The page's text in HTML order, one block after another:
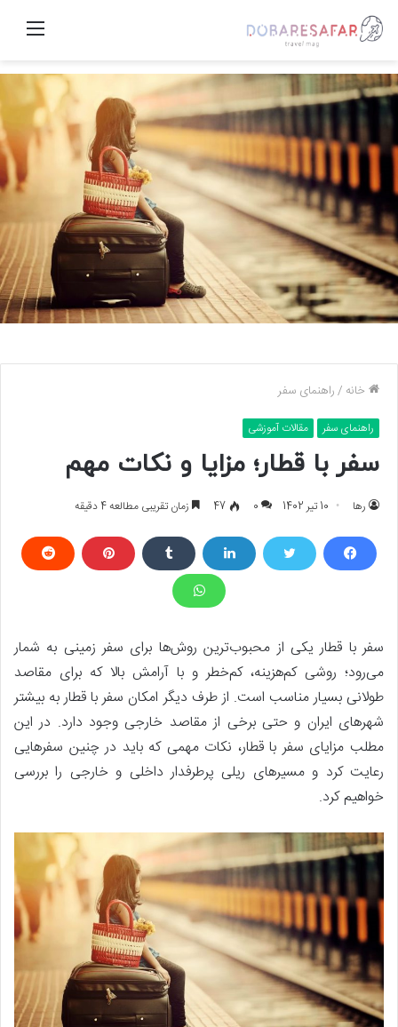
منو
خانه /راهنمای سفر
راهنمای سفر مقالات آموزشی
سفر با قطار؛ مزایا و نکات مهم
رها 10 تیر 1402 0
47 زمان تقریبی مطالعه 4 دقیقه
سفر با قطار یکی از محبوب‌ترین روش‌ها برای سفر زمینی به شمار
می‌رود؛ روشی کم‌هزینه، کم‌خطر و با آرامش بالا که برای مقاصد
طولانی بسیار مناسب است. از طرف دیگر امکان سفر با قطار به بیشتر
شهرهای ایران و حتی برخی از مقاصد خارجی وجود دارد. در این
مطلب مزایای سفر با قطار، نکات مهمی که باید در چنین سفرهایی
رعایت کرد و مسیرهای ریلی پرطرفدار داخلی و خارجی را بررسی
خواهیم کرد.